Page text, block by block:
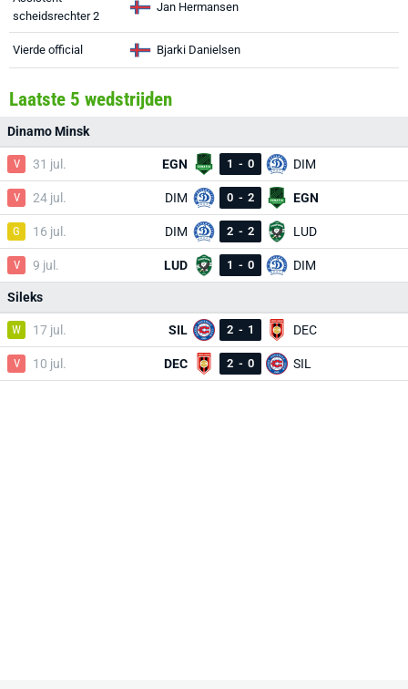
scheidsrechter 2
Jan Hermansen
Vierde official Bjarki Danielsen
Laatste 5 wedstrijden
Dinamo Minsk
V 31 jul. EGN 1 - 0 DIM
V 24 jul. DIM 0 - 2 EGN
G 16 jul. DIM 2 - 2 LUD
V 9 jul. LUD 1 - 0 DIM
Sileks
W 17 jul. SIL 2 - 1 DEC
V 10 jul. DEC 2 - 0 SIL